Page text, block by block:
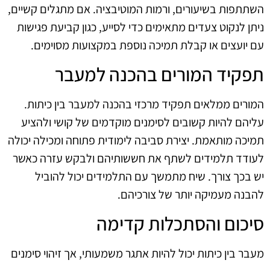
השתתפות בשיעורים, ורמות המוטיבציה. אם מתגלים קשיים,
ניתן לנקוט צעדים מתאימים כדי לסייע, כגון קביעת פגישות
עם יועצים או קבלת תמיכה נוספת במקצועות מסוימים.
תפקיד המורים בהכנה למעבר
המורים ממלאים תפקיד מרכזי בהכנה למעבר בין כיתות.
עליהם להיות קשובים לסימנים מוקדמים של קושי ולהציע
תמיכה מותאמת. יצירת סביבה לימודית פתוחה ומכילה יכולה
לעודד תלמידים לשתף את חששותיהם ולבקש עזרה כאשר
יש בכך צורך. שיח מתמשך עם התלמידים יכול להוביל
להבנה מעמיקה יותר של צורכיהם.
סיכום והסתכלות קדימה
מעבר בין כיתות יכול להיות אתגר משמעותי, אך זיהוי סימנים